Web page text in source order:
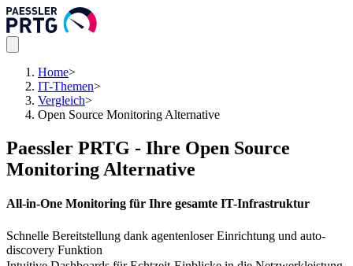
Home>
IT-Themen>
Vergleich>
Open Source Monitoring Alternative
Paessler PRTG - Ihre Open Source
Monitoring Alternative
All-in-One Monitoring für Ihre gesamte IT-Infrastruktur
Schnelle Bereitstellung dank agentenloser Einrichtung und auto-
discovery Funktion